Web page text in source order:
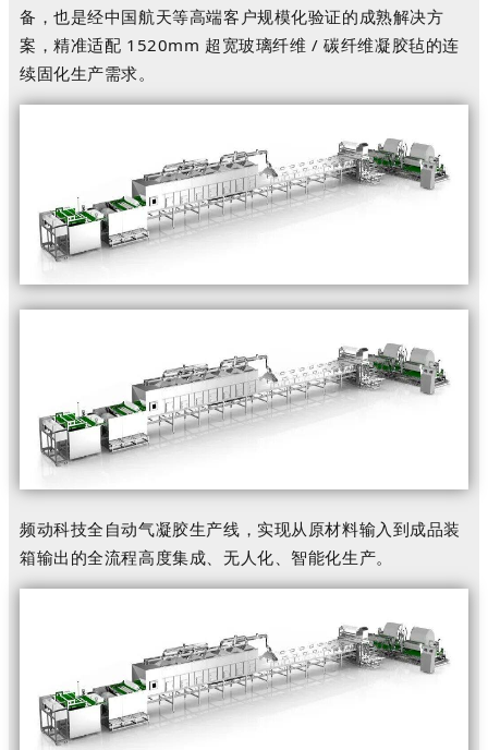
备，也是经中国航天等高端客户规模化验证的成熟解决方
案，精准适配 1520mm 超宽玻璃纤维 / 碳纤维凝胶毡的连
续固化生产需求。
频动科技全自动气凝胶生产线，实现从原材料输入到成品装
箱输出的全流程高度集成、无人化、智能化生产。